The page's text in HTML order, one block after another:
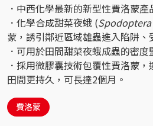
．中西化學最新的新型性費洛蒙產
．化學合成甜菜夜蛾 (
蒙，誘引鄰近區域雄蟲進入陷阱、
．可用於田間甜菜夜蛾成蟲的密度
．採用微膠囊技術包覆性費洛蒙
田間更持久，可長達2個月。
費洛蒙